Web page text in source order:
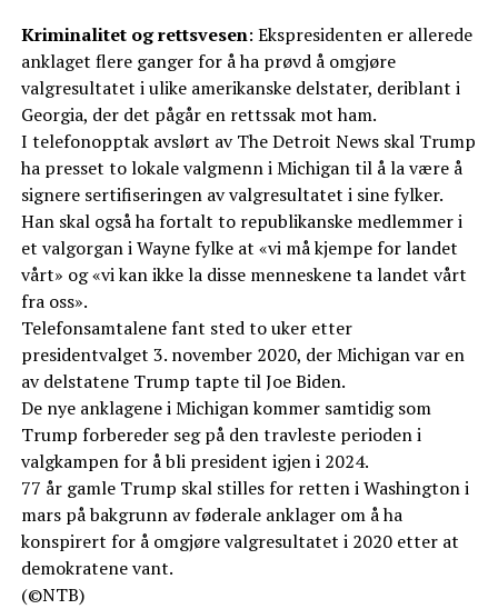
Kriminalitet og rettsvesen: Ekspresidenten er allerede
anklaget flere ganger for å ha prøvd å omgjøre
valgresultatet i ulike amerikanske delstater, deriblant i
Georgia, der det pågår en rettssak mot ham.
I telefonopptak avslørt av The Detroit News skal Trump
ha presset to lokale valgmenn i Michigan til å la være å
signere sertifiseringen av valgresultatet i sine fylker.
Han skal også ha fortalt to republikanske medlemmer i
et valgorgan i Wayne fylke at «vi må kjempe for landet
vårt» og «vi kan ikke la disse menneskene ta landet vårt
fra oss».
Telefonsamtalene fant sted to uker etter
presidentvalget 3. november 2020, der Michigan var en
av delstatene Trump tapte til Joe Biden.
De nye anklagene i Michigan kommer samtidig som
Trump forbereder seg på den travleste perioden i
valgkampen for å bli president igjen i 2024.
77 år gamle Trump skal stilles for retten i Washington i
mars på bakgrunn av føderale anklager om å ha
konspirert for å omgjøre valgresultatet i 2020 etter at
demokratene vant.
(©NTB)